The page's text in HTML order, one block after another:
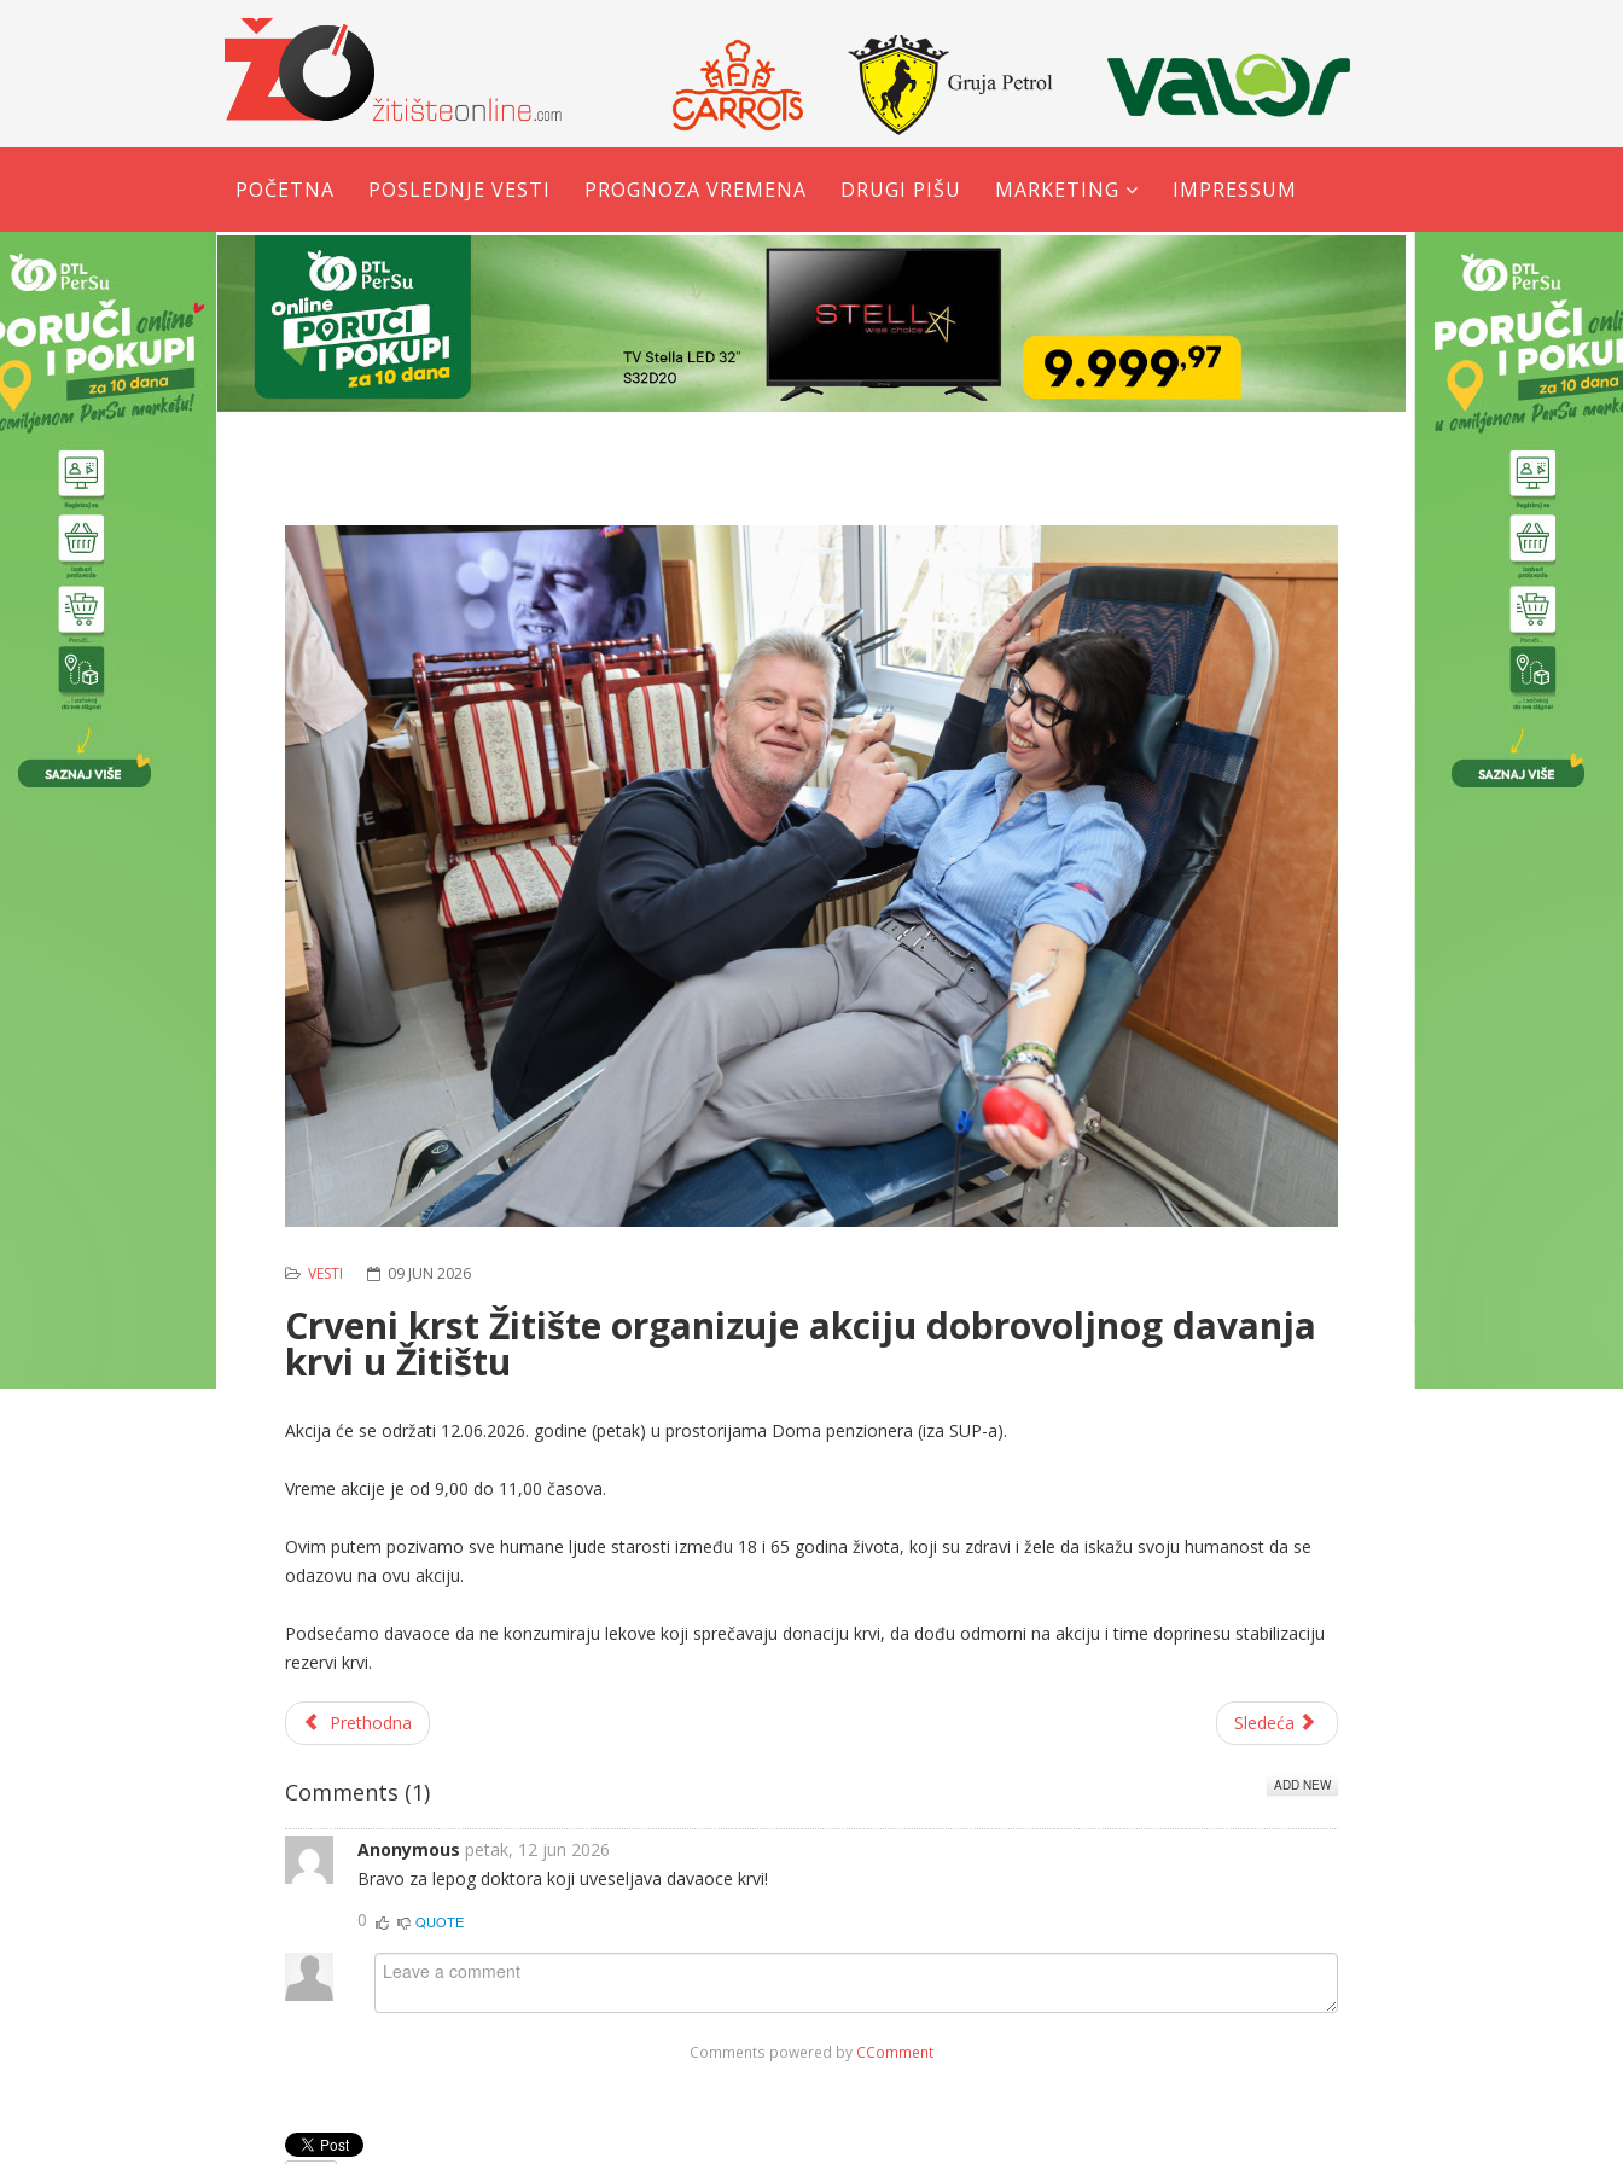
POČETNA POSLEDNJE VESTI PROGNOZA VREMENA DRUGI PIŠU MARKETING IMPRESSUM
VESTI 09 JUN 2026
Crveni krst Žitište organizuje akciju dobrovoljnog davanja
krvi u Žitištu
Akcija će se održati 12.06.2026. godine (petak) u prostorijama Doma penzionera (iza SUP-a).
Vreme akcije je od 9,00 do 11,00 časova.
Ovim putem pozivamo sve humane ljude starosti između 18 i 65 godina života, koji su zdravi i žele da iskažu svoju humanost da se
odazovu na ovu akciju.
Podsećamo davaoce da ne konzumiraju lekove koji sprečavaju donaciju krvi, da dođu odmorni na akciju i time doprinesu stabilizaciju
rezervi krvi.
Prethodna Sledeća
Comments (1) ADD NEW
Anonymous petak, 12 jun 2026
Bravo za lepog doktora koji uveseljava davaoce krvi!
0
QUOTE
Comments powered by CComment